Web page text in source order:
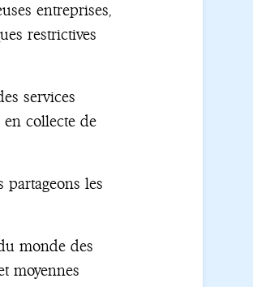
entreprises,
restrictives
services
collecte de
partageons les
monde des
moyennes